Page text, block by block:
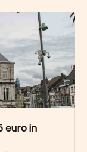
euro in